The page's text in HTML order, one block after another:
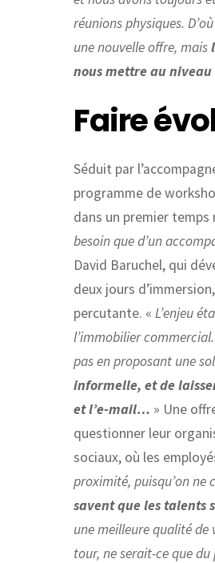
réunions physiques.
une nouvelle offre, mais
nous mettre au
Faire
Séduit par
programme de
dans un premier temps
besoin que d’un
David Baruchel, qui
deux jours
percutante. « L’enjeu
l’immobilier
pas en proposant une
informelle, et de
et l’e-mail… » Une
questionner leur
sociaux, où les
proximité, puisqu’on ne
savent que les talents
une meilleure qualité de
tour, ne serait-ce que